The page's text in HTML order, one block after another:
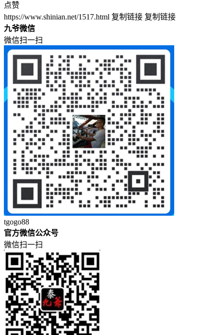
点赞
https://www.shinian.net/1517.html 复制链接 复制链接
九爷微信
微信扫一扫
tgogo88
官方微信公众号
微信扫一扫